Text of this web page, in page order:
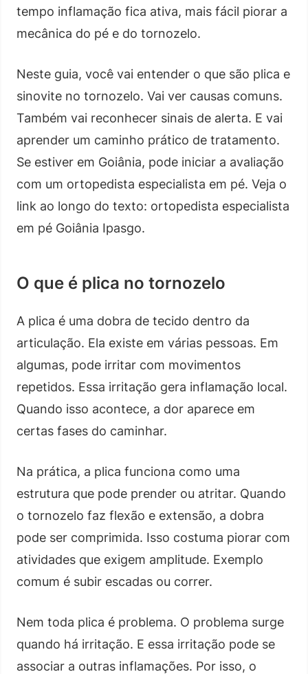
tempo inflamação fica ativa, mais fácil piorar a
mecânica do pé e do tornozelo.
Neste guia, você vai entender o que são plica e
sinovite no tornozelo. Vai ver causas comuns.
Também vai reconhecer sinais de alerta. E vai
aprender um caminho prático de tratamento.
Se estiver em Goiânia, pode iniciar a avaliação
com um ortopedista especialista em pé. Veja o
link ao longo do texto: ortopedista especialista
em pé Goiânia Ipasgo.
O que é plica no tornozelo
A plica é uma dobra de tecido dentro da
articulação. Ela existe em várias pessoas. Em
algumas, pode irritar com movimentos
repetidos. Essa irritação gera inflamação local.
Quando isso acontece, a dor aparece em
certas fases do caminhar.
Na prática, a plica funciona como uma
estrutura que pode prender ou atritar. Quando
o tornozelo faz flexão e extensão, a dobra
pode ser comprimida. Isso costuma piorar com
atividades que exigem amplitude. Exemplo
comum é subir escadas ou correr.
Nem toda plica é problema. O problema surge
quando há irritação. E essa irritação pode se
associar a outras inflamações. Por isso, o